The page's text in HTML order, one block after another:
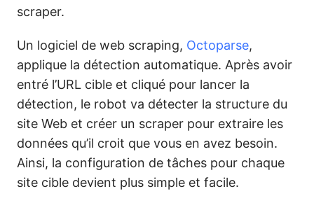
scraper.
Un logiciel de web scraping, Octoparse,
applique la détection automatique. Après avoir
entré l’URL cible et cliqué pour lancer la
détection, le robot va détecter la structure du
site Web et créer un scraper pour extraire les
données qu’il croit que vous en avez besoin.
Ainsi, la configuration de tâches pour chaque
site cible devient plus simple et facile.